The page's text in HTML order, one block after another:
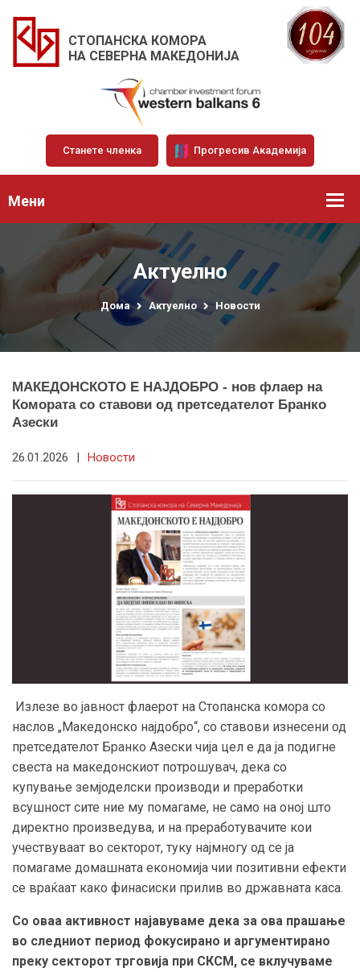
СТОПАНСКА КОМОРА
НА СЕВЕРНА МАКЕДОНИЈА
Станете членка Прогресив Академија
Мени
Актуелно
Дома Актуелно Новости
МАКЕДОНСКОТО Е НАЈДОБРО - нов флаер на
Комората со ставови од претседателот Бранко
Азески
26.01.2026 | Новости
Излезе во јавност флаерот на Стопанска комора со
наслов „Македонско најдобро“, со ставови изнесени од
претседателот Бранко Азески чија цел е да ја подигне
свеста на македонскиот потрошувач, дека со
купување земјоделски производи и преработки
всушност сите ние му помагаме, не само на оној што
директно произведува, и на преработувачите кои
учествуваат во секторот, туку најмногу од се ја
помагаме домашната економија чии позитивни ефекти
се враќаат како финасиски прилив во државната каса.
Со оваа активност најавуваме дека за ова прашање
во следниот период фокусирано и аргументирано
преку секторот трговија при СКСМ, се вклучуваме